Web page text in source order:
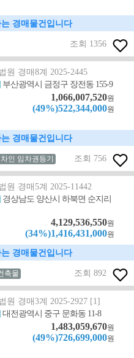
경매물건입니다
조회 1356
원 경매8계 2025-2445
부산광역시 금정구 장전동 155-9
1,066,007,520원
(49%)522,344,000원
경매물건입니다
인 임차권등기 조회 756
원 경매5계 2025-11442
경상남도 양산시 하북면 순지리
4,129,536,550원
(34%)1,416,431,000원
경매물건입니다
축물 조회 892
원 경매3계 2025-2927 [1]
대전광역시 중구 문화동 11-8
1,483,059,670원
(49%)726,699,000원